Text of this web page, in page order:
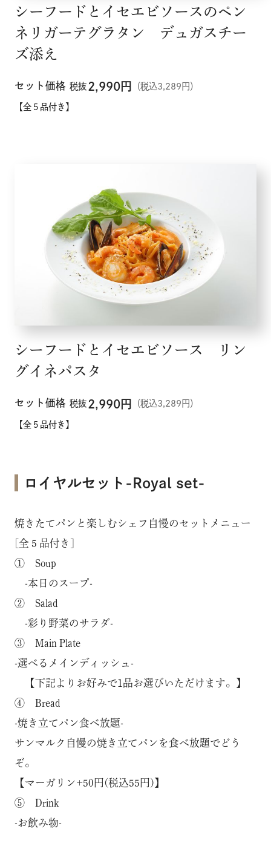
シーフードとイセエビソースのペン
ネリガーテグラタン デュガスチー
ズ添え
セット価格 税抜 2,990円 （税込3,289円）
【全５品付き】
シーフードとイセエビソース リン
グイネパスタ
セット価格 税抜 2,990円 （税込3,289円）
【全５品付き】
ロイヤルセット-Royal set-
焼きたてパンと楽しむシェフ自慢のセットメニュー
[全５品付き]
① Soup
-本日のスープ-
② Salad
-彩り野菜のサラダ-
③ Main Plate
-選べるメインディッシュ-
【下記よりお好みで1品お選びいただけます。】
④ Bread
-焼き立てパン食べ放題-
サンマルク自慢の焼き立てパンを食べ放題でどう
ぞ。
【マーガリン+50円(税込55円)】
⑤ Drink
-お飲み物-